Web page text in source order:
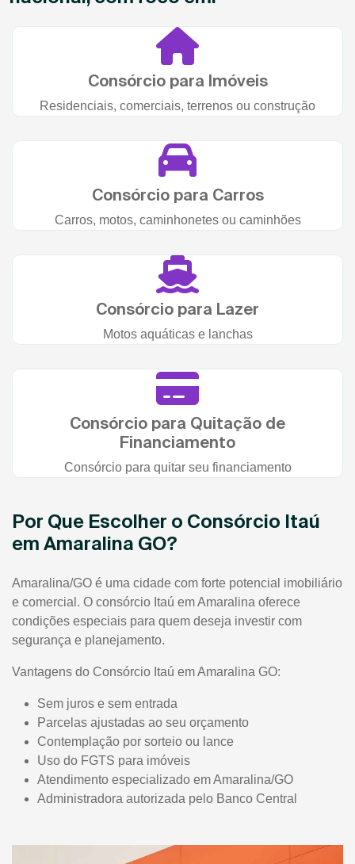
Consórcio para Imóveis
Residenciais, comerciais, terrenos ou construção
Consórcio para Carros
Carros, motos, caminhonetes ou caminhões
Consórcio para Lazer
Motos aquáticas e lanchas
Consórcio para Quitação de
Financiamento
Consórcio para quitar seu financiamento
Por Que Escolher o Consórcio Itaú
em Amaralina GO?
Amaralina/GO é uma cidade com forte potencial imobiliário
e comercial. O consórcio Itaú em Amaralina oferece
condições especiais para quem deseja investir com
segurança e planejamento.
Vantagens do Consórcio Itaú em Amaralina GO:
Sem juros e sem entrada
Parcelas ajustadas ao seu orçamento
Contemplação por sorteio ou lance
Uso do FGTS para imóveis
Atendimento especializado em Amaralina/GO
Administradora autorizada pelo Banco Central